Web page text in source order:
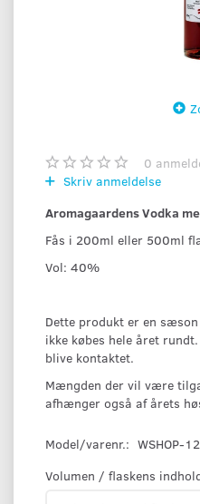
0
Skriv anmeldelse
Aromagaardens Vodka
Fås i 200ml eller 500ml
Vol: 40%
Dette produkt er en
ikke købes hele året
blive kontaktet.
Mængden der vil være
afhænger også af årets
Model/varenr.: WSHOP-
Volumen / flaskens